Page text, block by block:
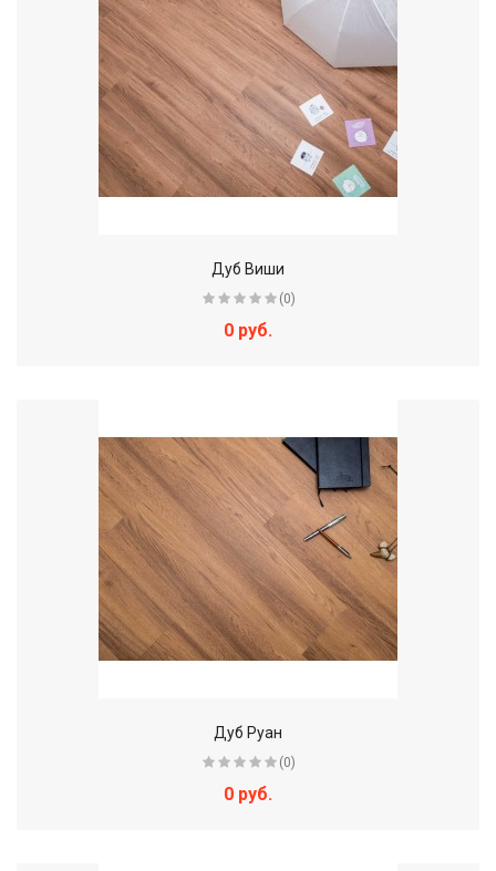
Дуб Виши
(0)
0 руб.
Дуб Руан
(0)
0 руб.